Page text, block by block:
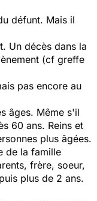
défunt. Mais il
Un décès dans la
(cf greffe
pas encore au
âges. Même s'il
60 ans. Reins et
plus âgées.
de la famille
frère, soeur,
plus de 2 ans.